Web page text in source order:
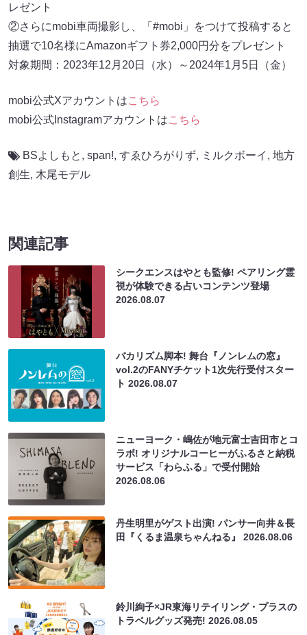
レゼント
②さらにmobi車両撮影し、「#mobi」をつけて投稿すると
抽選で10名様にAmazonギフト券2,000円分をプレゼント
対象期間：2023年12月20日（水）～2024年1月5日（金）
mobi公式Xアカウントはこちら
mobi公式Instagramアカウントはこちら
BSよしもと , span!, すゑひろがりず, ミルクボーイ , 地方
創生, 木尾モデル
関連記事
シークエンスはやとも監修! ペアリング霊
視が体験できる占いコンテンツ登場
2026.08.07
バカリズム脚本! 舞台『ノンレムの窓』
vol.2のFANYチケット1次先行受付スター
ト2026.08.07
ニューヨーク・嶋佐が地元富士吉田市とコ
ラボ! オリジナルコーヒーがふるさと納税
サービス「わらふる」で受付開始
2026.08.06
丹生明里がゲスト出演! パンサー向井＆長
田『くるま温泉ちゃんねる』2026.08.06
鈴川絢子×JR東海リテイリング・プラスの
トラベルグッズ発売!2026.08.05